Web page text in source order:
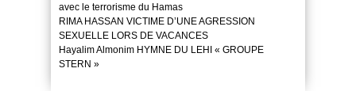
avec le terrorisme du Hamas
RIMA HASSAN VICTIME D’UNE AGRESSION
SEXUELLE LORS DE VACANCES
Hayalim Almonim HYMNE DU LEHI « GROUPE
STERN »